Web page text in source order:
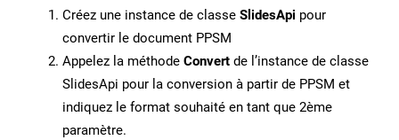
Créez une instance de classe SlidesApi pour
convertir le document PPSM
Appelez la méthode Convert de l’instance de classe
SlidesApi pour la conversion à partir de PPSM et
indiquez le format souhaité en tant que 2ème
paramètre.